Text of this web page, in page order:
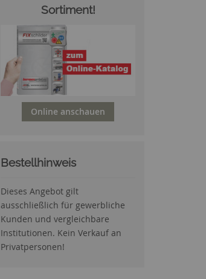
Sortiment!
Online anschauen
Bestellhinweis
Dieses Angebot gilt
ausschließlich für gewerbliche
Kunden und vergleichbare
Institutionen. Kein Verkauf an
Privatpersonen!